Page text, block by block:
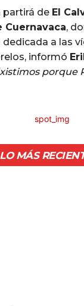
partirá de El
Cuernavaca,
dedicada a las
informó
porque
LO MÁS